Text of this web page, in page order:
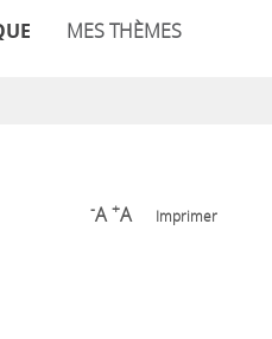
MES THÈMES
-A +A Imprimer